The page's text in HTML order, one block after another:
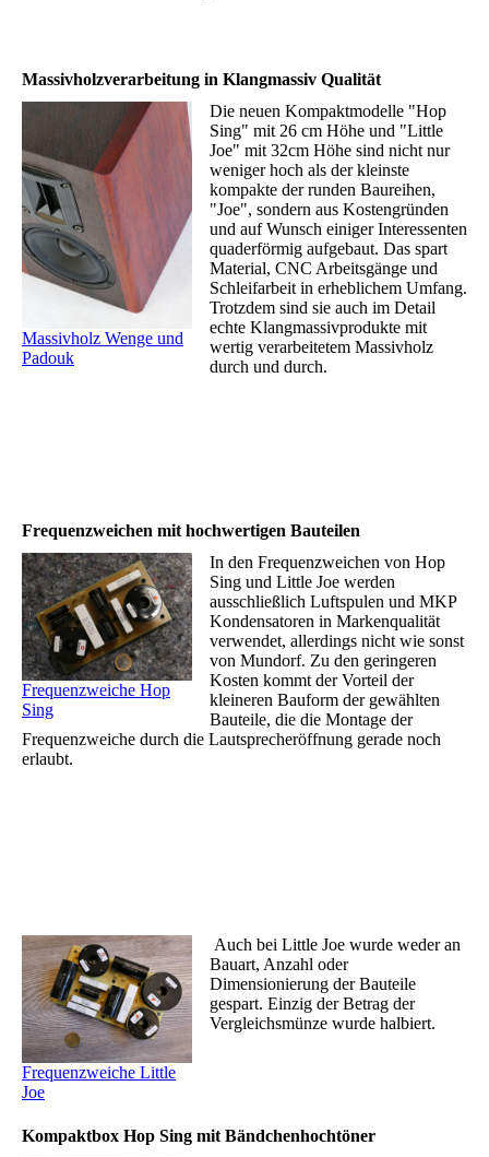
Massivholzverarbeitung in Klangmassiv Qualität
Massivholz Wenge und
Padouk
Die neuen Kompaktmodelle "Hop
Sing" mit 26 cm Höhe und "Little
Joe" mit 32cm Höhe sind nicht nur
weniger hoch als der kleinste
kompakte der runden Baureihen,
"Joe", sondern aus Kostengründen
und auf Wunsch einiger Interessenten
quaderförmig aufgebaut. Das spart
Material, CNC Arbeitsgänge und
Schleifarbeit in erheblichem Umfang.
Trotzdem sind sie auch im Detail
echte Klangmassivprodukte mit
wertig verarbeitetem Massivholz
durch und durch.
Frequenzweichen mit hochwertigen Bauteilen
Frequenzweiche Hop
Sing
In den Frequenzweichen von Hop
Sing und Little Joe werden
ausschließlich Luftspulen und MKP
Kondensatoren in Markenqualität
verwendet, allerdings nicht wie sonst
von Mundorf. Zu den geringeren
Kosten kommt der Vorteil der
kleineren Bauform der gewählten
Bauteile, die die Montage der
Frequenzweiche durch die Lautsprecheröffnung gerade noch
erlaubt.
Frequenzweiche Little
Joe
Auch bei Little Joe wurde weder an
Bauart, Anzahl oder
Dimensionierung der Bauteile
gespart. Einzig der Betrag der
Vergleichsmünze wurde halbiert.
Kompaktbox Hop Sing mit Bändchenhochtöner